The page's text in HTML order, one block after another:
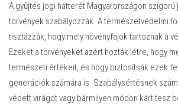
A gyűjtés jogi hátterét Magyarországon szigorú
törvények szabályozzák. A természetvédelmi
tisztázzák, hogy mely növényfajok tartoznak a
Ezeket a törvényeket azért hozták létre, hogy
természeti értékeit, és hogy biztosítsák ezek
generációk számára is. Szabálysértésnek
védett virágot vagy bármilyen módon kárt tesz